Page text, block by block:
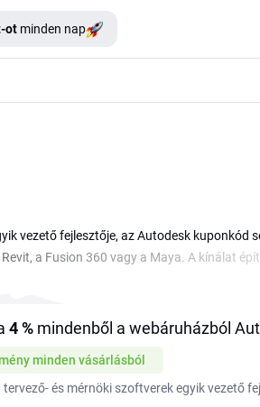
ot minden nap
vezető fejlesztője, az Autodesk kuponkód
a Fusion 360 vagy a Maya. A kínálat
szezonális leárazásokat is figyelni, amikor
4 % mindenből a webáruházból
minden vásárlásból
és mérnöki szoftverek egyik vezető